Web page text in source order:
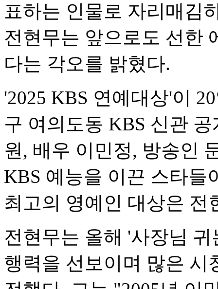
표하는 인물로 자리매김
전현무는 앞으로도 선한
다는 각오를 밝혔다.
'2025 KBS 연예대상'이
구 여의도동 KBS 신관
원, 배우 이민정, 방송인
KBS 예능을 이끈 스타들
최고의 영예인 대상은 전
전현무는 올해 '사장님
행력을 선보이며 많은 시